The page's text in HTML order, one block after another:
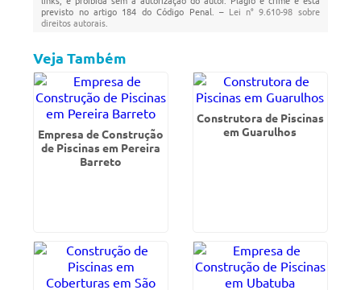
previsto no artigo 184 do Código Penal. – Lei n° 9.610-98 sobre
direitos autorais
Veja Também
Empresa de Construção
de Piscinas em Pereira
Barreto
Construtora de Piscinas
em Guarulhos